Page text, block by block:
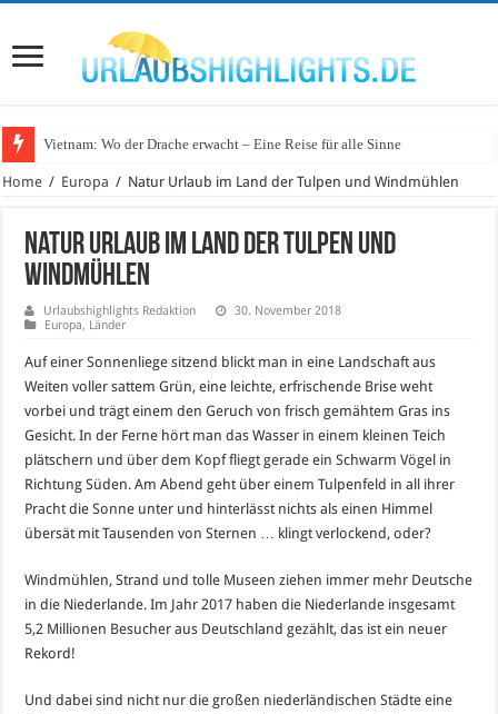
Vietnam: Wo der Drache erwacht – Eine Reise für alle Sinne
Home / Europa / Natur Urlaub im Land der Tulpen und Windmühlen
Natur Urlaub im Land der Tulpen und
Windmühlen
Urlaubshighlights Redaktion
30. November 2018
Europa, Länder
Auf einer Sonnenliege sitzend blickt man in eine Landschaft aus
Weiten voller sattem Grün, eine leichte, erfrischende Brise weht
vorbei und trägt einem den Geruch von frisch gemähtem Gras ins
Gesicht. In der Ferne hört man das Wasser in einem kleinen Teich
plätschern und über dem Kopf fliegt gerade ein Schwarm Vögel in
Richtung Süden. Am Abend geht über einem Tulpenfeld in all ihrer
Pracht die Sonne unter und hinterlässt nichts als einen Himmel
übersät mit Tausenden von Sternen … klingt verlockend, oder?
Windmühlen, Strand und tolle Museen ziehen immer mehr Deutsche
in die Niederlande. Im Jahr 2017 haben die Niederlande insgesamt
5,2 Millionen Besucher aus Deutschland gezählt, das ist ein neuer
Rekord!
Und dabei sind nicht nur die großen niederländischen Städte eine